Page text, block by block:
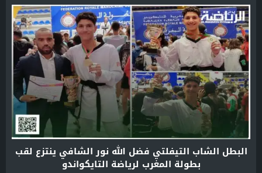
البطل الشاب التيفلتي فضل الله نور الشافي ينتزع لقب
بطولة المغرب لرياضة التايكواندو